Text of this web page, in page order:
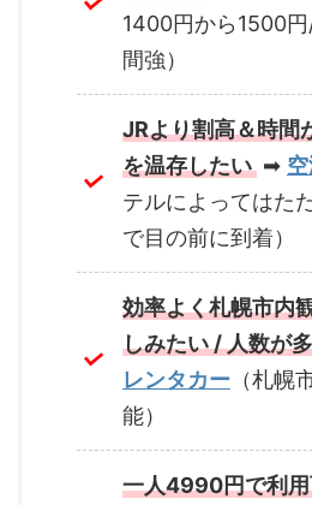
1400円から1500
間強）
JRより割高＆時間
を温存したい ➡
テルによってはた
で目の前に到着）
効率よく札幌市内
しみたい / 人数が
レンタカー （札幌
能）
一人4990円で利